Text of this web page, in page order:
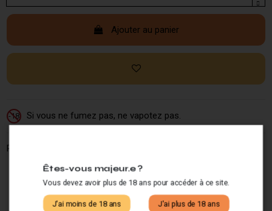
Ajouter au panier
-18 Si vous ne fumez pas, ne vapotez pas.
Partagez ce produit :
Êtes-vous majeur.e ?
Vous devez avoir plus de 18 ans pour accéder à ce site.
J'ai moins de 18 ans J'ai plus de 18 ans